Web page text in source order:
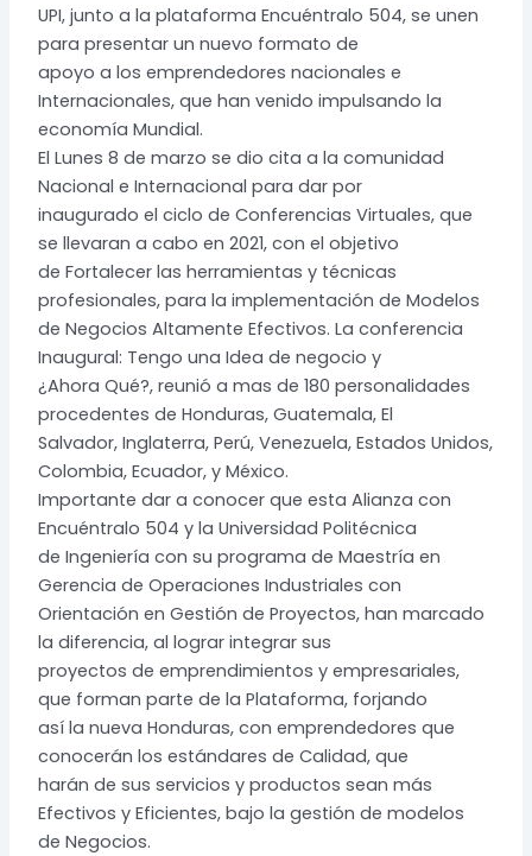
UPI, junto a la plataforma Encuéntralo 504, se unen
para presentar un nuevo formato de
apoyo a los emprendedores nacionales e
Internacionales, que han venido impulsando la
economía Mundial.
El Lunes 8 de marzo se dio cita a la comunidad
Nacional e Internacional para dar por
inaugurado el ciclo de Conferencias Virtuales, que
se llevaran a cabo en 2021, con el objetivo
de Fortalecer las herramientas y técnicas
profesionales, para la implementación de Modelos
de Negocios Altamente Efectivos. La conferencia
Inaugural: Tengo una Idea de negocio y
¿Ahora Qué?, reunió a mas de 180 personalidades
procedentes de Honduras, Guatemala, El
Salvador, Inglaterra, Perú, Venezuela, Estados Unidos,
Colombia, Ecuador, y México.
Importante dar a conocer que esta Alianza con
Encuéntralo 504 y la Universidad Politécnica
de Ingeniería con su programa de Maestría en
Gerencia de Operaciones Industriales con
Orientación en Gestión de Proyectos, han marcado
la diferencia, al lograr integrar sus
proyectos de emprendimientos y empresariales,
que forman parte de la Plataforma, forjando
así la nueva Honduras, con emprendedores que
conocerán los estándares de Calidad, que
harán de sus servicios y productos sean más
Efectivos y Eficientes, bajo la gestión de modelos
de Negocios.